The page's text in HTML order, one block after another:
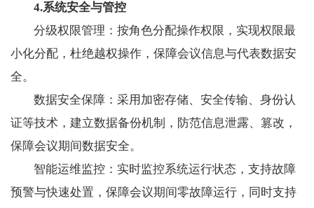
4.系统安全与管控
分级权限管理：按角色分配操作权限，实现权限最
小化分配，杜绝越权操作，保障会议信息与代表数据安
全。
数据安全保障：采用加密存储、安全传输、身份认
证等技术，建立数据备份机制，防范信息泄露、篡改，
保障会议期间数据安全。
智能运维监控：实时监控系统运行状态，支持故障
预警与快速处置，保障会议期间零故障运行，同时支持